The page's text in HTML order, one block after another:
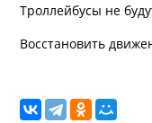
Троллейбусы не
Восстановить